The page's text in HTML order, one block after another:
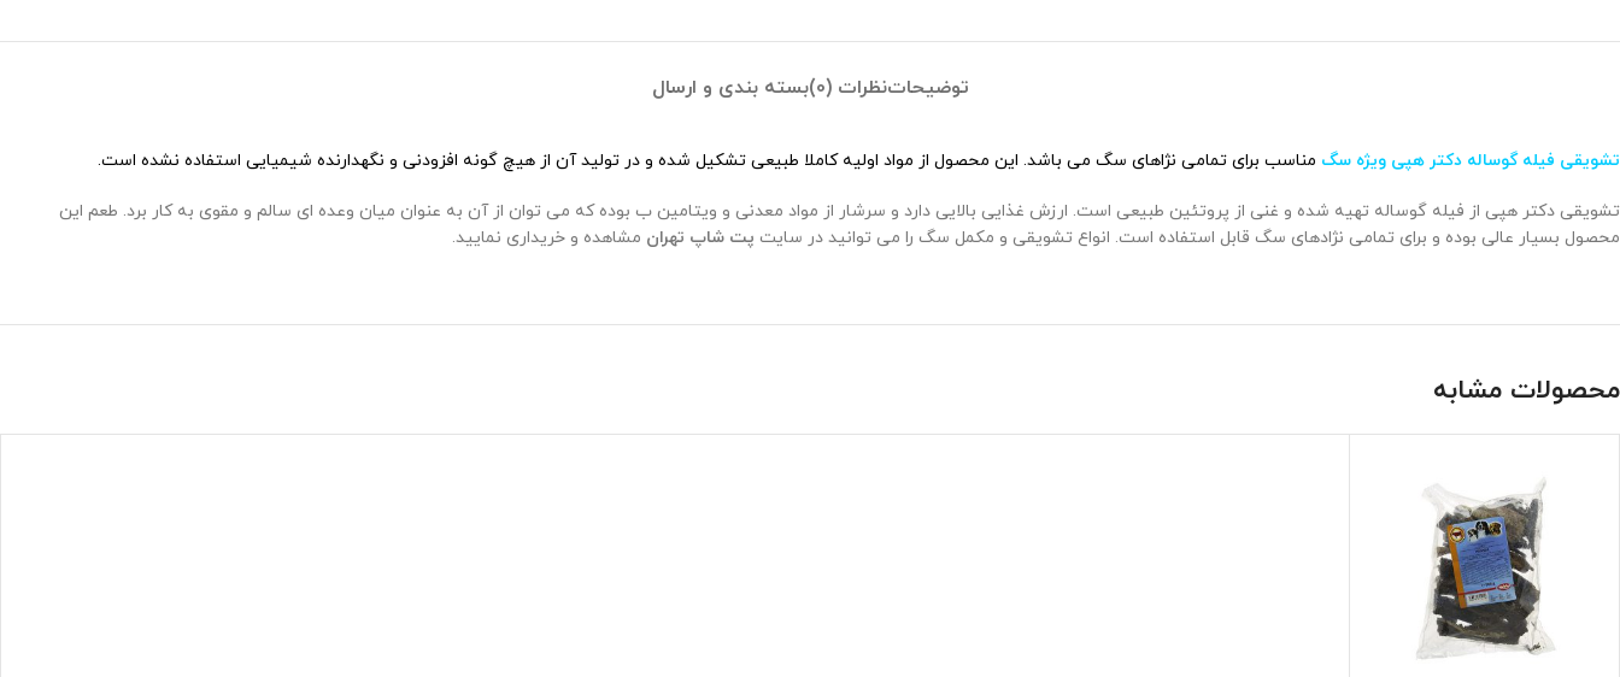
توضیحاتنظرات (0) بسته بندی و ارسال
تشویقی فیله گوساله دکتر هپی ویژه سگ مناسب برای تمامی نژاهای سگ می باشد. این محصول از مواد اولیه کاملا طبیعی تشکیل شده و در تولید آن از هیچ گونه افزودنی و نگهدارنده شیمیایی استفاده نشده است.
تشویقی دکتر هپی از فیله گوساله تهیه شده و غنی از پروتئین طبیعی است. ارزش غذایی بالایی دارد و سرشار از مواد معدنی و ویتامین ب بوده که می توان از آن به عنوان میان وعده ای سالم و مقوی به کار برد. طعم این
محصول بسیار عالی بوده و برای تمامی نژادهای سگ قابل استفاده است. انواع تشویقی و مکمل سگ را می توانید در سایت پت شاپ تهران مشاهده و خریداری نمایید.
محصولات مشابه